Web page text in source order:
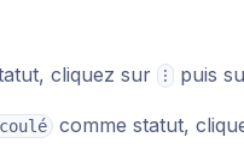
cliquez sur ⁝ puis
comme statut,